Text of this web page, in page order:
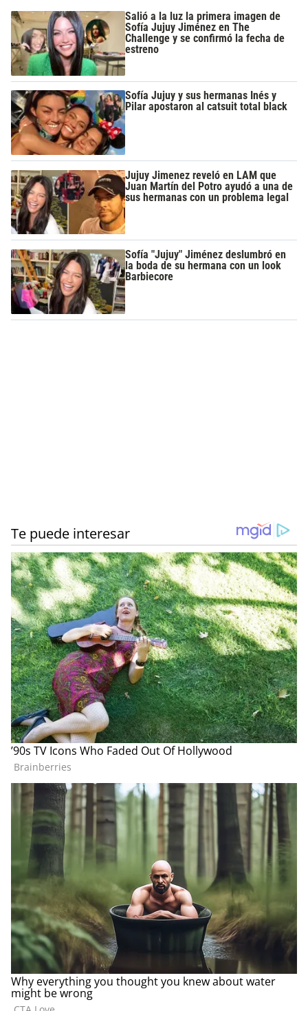
Salió a la luz la primera imagen de
Sofía Jujuy Jiménez en The
Challenge y se confirmó la fecha de
estreno
Sofía Jujuy y sus hermanas Inés y
Pilar apostaron al catsuit total black
Jujuy Jimenez reveló en LAM que
Juan Martín del Potro ayudó a una de
sus hermanas con un problema legal
Sofía "Jujuy" Jiménez deslumbró en
la boda de su hermana con un look
Barbiecore